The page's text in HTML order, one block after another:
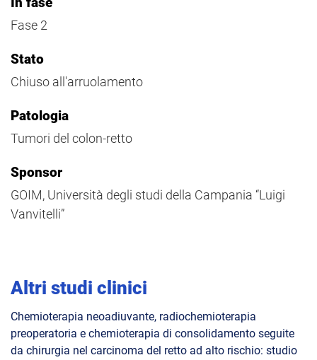
Fase 2
Stato
Chiuso all'arruolamento
Patologia
Tumori del colon-retto
Sponsor
GOIM, Università degli studi della Campania “Luigi
Vanvitelli”
Altri studi clinici
Chemioterapia neoadiuvante, radiochemioterapia
preoperatoria e chemioterapia di consolidamento seguite
da chirurgia nel carcinoma del retto ad alto rischio: studio